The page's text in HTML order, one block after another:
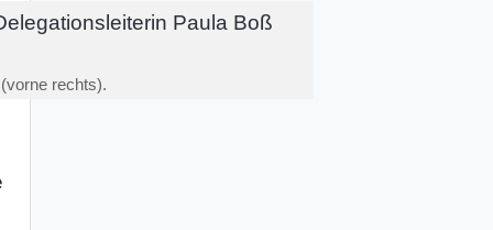
rechts).